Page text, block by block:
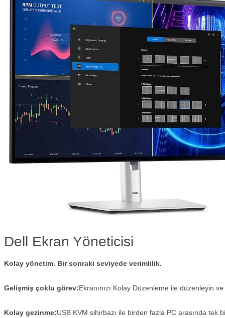
Dell Ekran Yöneticisi
Kolay yönetim. Bir sonraki seviyede verimlilik.
Gelişmiş çoklu görev:Ekranınızı Kolay Düzenleme ile düzenleyin
Kolay gezinme:USB KVM sihirbazı ile birden fazla PC arasında tek